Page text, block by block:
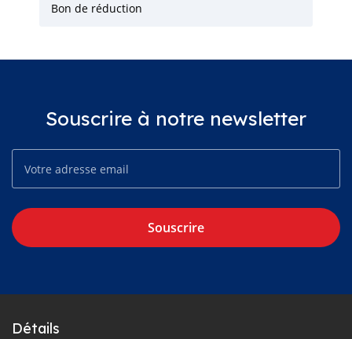
Bon de réduction
Souscrire à notre newsletter
Souscrire
Détails